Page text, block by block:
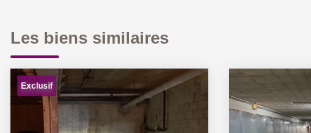
Les biens similaires
Exclusif